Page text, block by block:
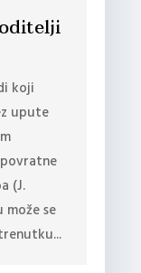
koji
upute
(J.
se